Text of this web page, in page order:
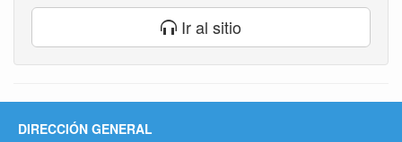
Ir al sitio
DIRECCIÓN GENERAL